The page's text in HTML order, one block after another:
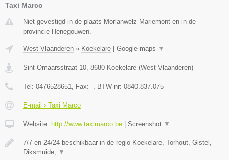
Taxi Marco
Niet gevestigd in de plaats Morlanwelz Mariemont en in de
provincie Henegouwen.
West-Vlaanderen » Koekelare Google maps ▼
Sint-Omaarsstraat 10 8680 Koekelare (West-Vlaanderen)
Tel: 0476528651 , Fax: - , BTW-nr: 0840.837.075
E-mail › Taxi Marco
Website: http://www.taximarco.be Screenshot ▼
7/7 en 24/24 beschikbaar in de regio Koekelare, Torhout, Gistel,
Diksmuide,
▼